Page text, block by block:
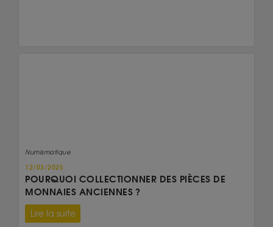
Numismatique
12/03/2025
POURQUOI COLLECTIONNER DES PIÈCES DE
MONNAIES ANCIENNES ?
Lire la suite